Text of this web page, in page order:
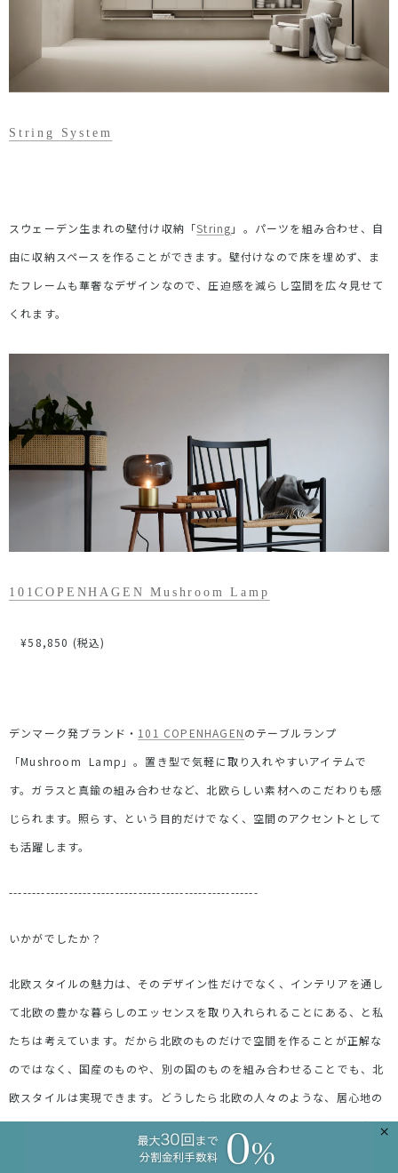
String System
スウェーデン生まれの壁付け収納「String 」。パーツを組み合わせ、自
由に収納スペースを作ることができます。壁付けなので床を埋めず、ま
たフレームも華奢なデザインなので、圧迫感を減らし空間を広々見せて
くれます。
101COPENHAGEN Mushroom Lamp
¥58,850 (税込)
デンマーク発ブランド・ 101 COPENHAGENのテーブルランプ
「Mushroom Lamp」。置き型で気軽に取り入れやすいアイテムで
す。ガラスと真鍮の組み合わせなど、北欧らしい素材へのこだわりも感
じられます。照らす、という目的だけでなく、空間のアクセントとして
も活躍します。
------------------------------------------------------
いかがでしたか？
北欧スタイルの魅力は、そのデザイン性だけでなく、インテリアを通し
て北欧の豊かな暮らしのエッセンスを取り入れられることにある、と私
たちは考えています。だから北欧のものだけで空間を作ることが正解な
のではなく、国産のものや、別の国のものを組み合わせることでも、北
欧スタイルは実現できます。どうしたら北欧の人々のような、居心地の
良い空間を作ることができるか。北欧スタイルのポイントが、その少し
のヒントとなれば嬉しいです。
×